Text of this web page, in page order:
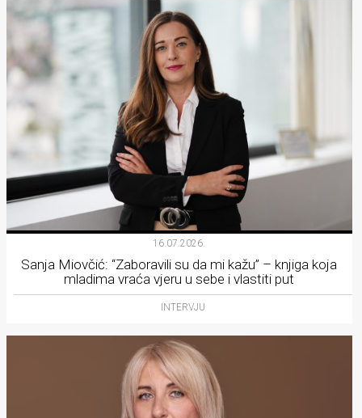
16.07.2026.
Sanja Miovčić: “Zaboravili su da mi kažu” – knjiga koja
mladima vraća vjeru u sebe i vlastiti put
INTERVJU